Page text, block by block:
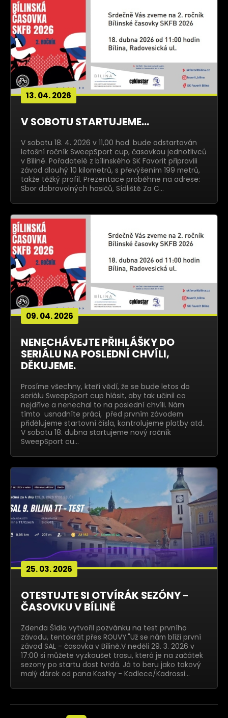
13. 04. 2026
V SOBOTU STARTUJEME...
V sobotu 18. 4. 2026 v 11,00 hod. bude odstartován
letošní ročník SweepSport cup, časovkou jednotlivců
v Bílině. Pořadatelé z bílinského SK Favorit připravili
závod dlouhý 10 kilometrů, s převýšením 199 metrů,
takže těžký profil. Prezentace proběhne na adrese:
Sbor dobrovolných hasičů, Sídliště Za C…
09. 04. 2026
NENECHÁVEJTE PŘIHLÁŠKY DO
SERIÁLU NA POSLEDNÍ CHVÍLI,
DĚKUJEME.
Prosíme všechny, kteří vědí, že se bude letos do
seriálu SweepSport cup hlásit, aby tak učinil co
nejdříve a nenechal to na poslední chvíli. Nám
tímto usnadníte práci, před prvním závodem
přidělujeme startovní čísla, kontrolujeme platby atd.
V sobotu 18. dubna startujeme nový ročník
SweepSport cu…
25. 03. 2026
OTESTUJTE SI OTVÍRÁK SEZÓNY -
ČASOVKU V BÍLINĚ
Zdenda Šídlo vytvořil pozvánku na test prvního
závodu, tentokrát přes ROUVY."Už se nám blíží první
závod SAL - časovka v Bílině.V neděli 29. 3. 2026 v
17:00 si můžete vyzkoušet trasu, která je na začátek
sezony po startu dost tvrdá. Já to beru jako takový
malý dárek od pana Kostky - Kadlece/Kadrossi…